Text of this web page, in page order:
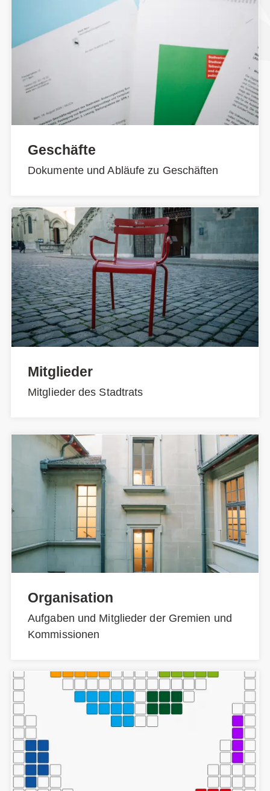
Geschäfte
Dokumente und Abläufe zu Geschäften
Mitglieder
Mitglieder des Stadtrats
Organisation
Aufgaben und Mitglieder der Gremien und
Kommissionen